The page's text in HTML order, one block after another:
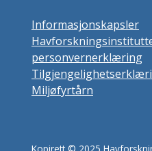
Informasjonskapsler
personvernerklæring
Miljøfyrtårn